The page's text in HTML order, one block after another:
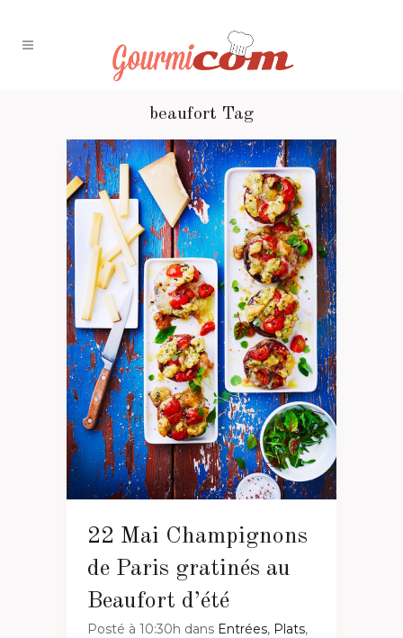
beaufort Tag
22 Mai Champignons
de Paris gratinés au
Beaufort d’été
Posté à 10:30h dans Entrées, Plats,